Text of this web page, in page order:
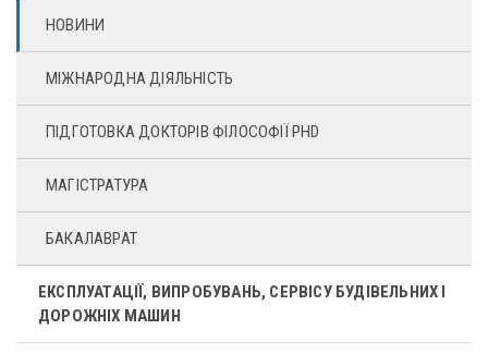
НОВИНИ
МІЖНАРОДНА ДІЯЛЬНІСТЬ
ПІДГОТОВКА ДОКТОРІВ ФІЛОСОФІЇ PHD
МАГІСТРАТУРА
БАКАЛАВРАТ
ЕКСПЛУАТАЦІЇ, ВИПРОБУВАНЬ, СЕРВІСУ БУДІВЕЛЬНИХ І
ДОРОЖНІХ МАШИН